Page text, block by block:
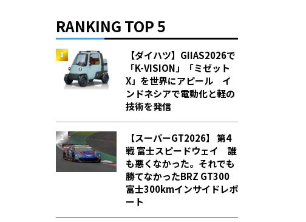
RANKING TOP 5
【ダイハツ】GIIAS2026で
「K-VISION」「ミゼット
X」を世界にアピール イ
ンドネシアで電動化と軽の
技術を発信
【スーパーGT2026】 第4
戦 富士スピードウェイ 誰
も悪くなかった。それでも
勝てなかった――BRZ GT300
富士300kmインサイドレポ
ート